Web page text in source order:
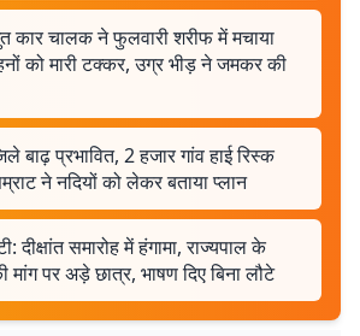
कार चालक ने फुलवारी शरीफ में मचाया
को मारी टक्कर, उग्र भीड़ ने जमकर की
बाढ़ प्रभावित, 2 हजार गांव हाई रिस्क
ने नदियों को लेकर बताया प्लान
दीक्षांत समारोह में हंगामा, राज्यपाल के
मांग पर अड़े छात्र, भाषण दिए बिना लौटे